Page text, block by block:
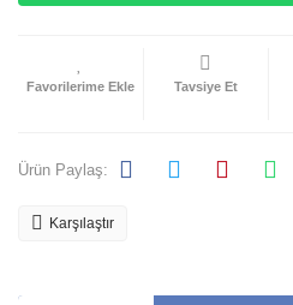
Tavsiye Et
Ürün Paylaş:
Karşılaştır